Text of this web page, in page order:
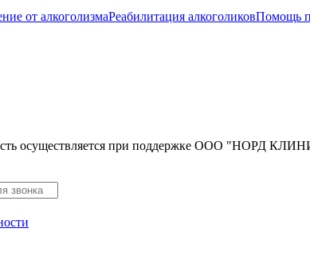
от алкоголизмаРеабилитация алкоголиковПомощь
осуществляется при поддержке ООО "НОРД